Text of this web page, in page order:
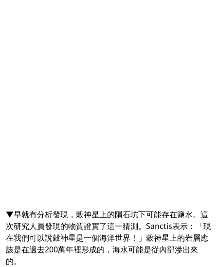
▼早就有分析發現，穀神星上的隕石坑下可能存在鹽水。這
次研究人員發現的物質證實了這一猜測。Sanctis表示：「現
在我們可以說穀神星是一個海洋世界！」穀神星上的岩層應
該是在過去200萬年裡形成的，海水可能是從內部滲出來
的。